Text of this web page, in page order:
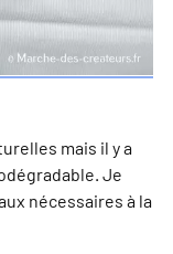
mais il y a
Je
nécessaires à la